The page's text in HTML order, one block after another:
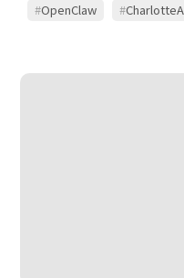
#OpenClaw #